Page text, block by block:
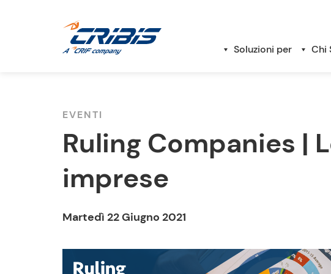
Soluzioni per Chi
EVENTI
Ruling Companies |
imprese
Martedì 22 Giugno 2021